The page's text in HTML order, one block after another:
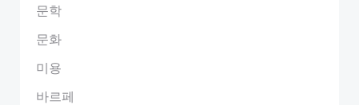
문학
문화
미용
바르페